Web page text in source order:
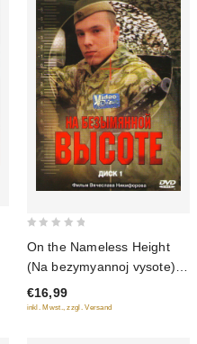
of
5
On the Nameless Height
(Na bezymyannoj vysote)
(2 DVD)
€16,99
inkl. Mwst., zzgl. Versand